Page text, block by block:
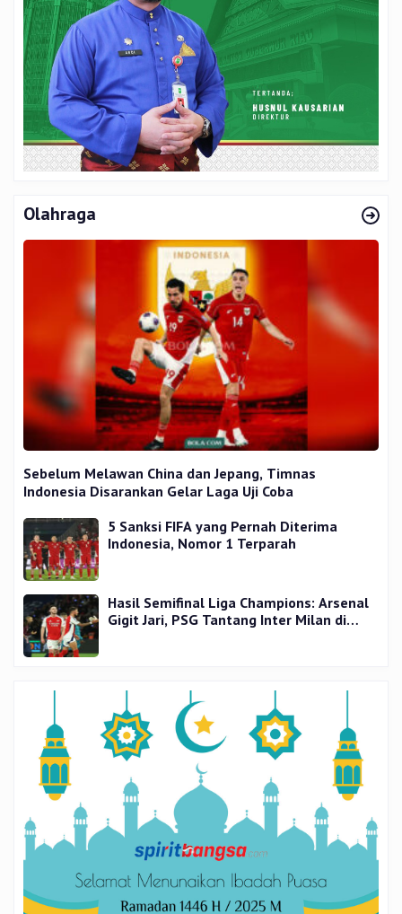
Olahraga
Sebelum Melawan China dan Jepang, Timnas
Indonesia Disarankan Gelar Laga Uji Coba
5 Sanksi FIFA yang Pernah Diterima
Indonesia, Nomor 1 Terparah
Hasil Semifinal Liga Champions: Arsenal
Gigit Jari, PSG Tantang Inter Milan di